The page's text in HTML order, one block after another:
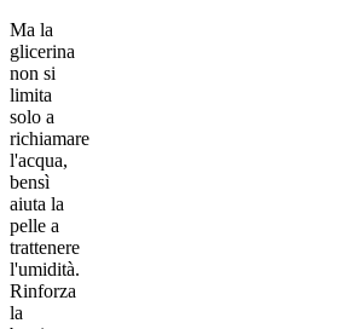
Ma la
glicerina
non si
limita
solo a
richiamare
l'acqua,
bensì
aiuta la
pelle a
trattenere
l'umidità.
Rinforza
la